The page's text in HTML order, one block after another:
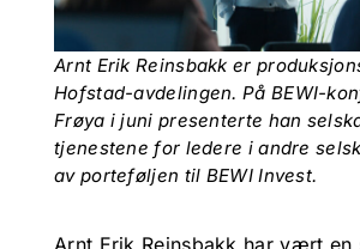
Arnt Erik Reinsbakk er
Hofstad-avdelingen. På BEWI-
Frøya i juni presenterte han
tjenestene for ledere i andre
av porteføljen til BEWI Invest.